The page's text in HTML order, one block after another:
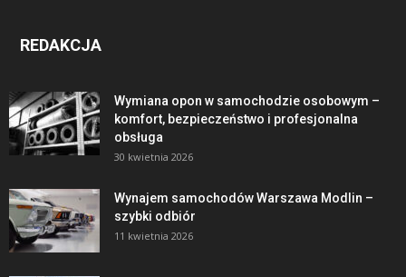
REDAKCJA
Wymiana opon w samochodzie osobowym –
komfort, bezpieczeństwo i profesjonalna
obsługa
30 kwietnia 2026
Wynajem samochodów Warszawa Modlin –
szybki odbiór
11 kwietnia 2026